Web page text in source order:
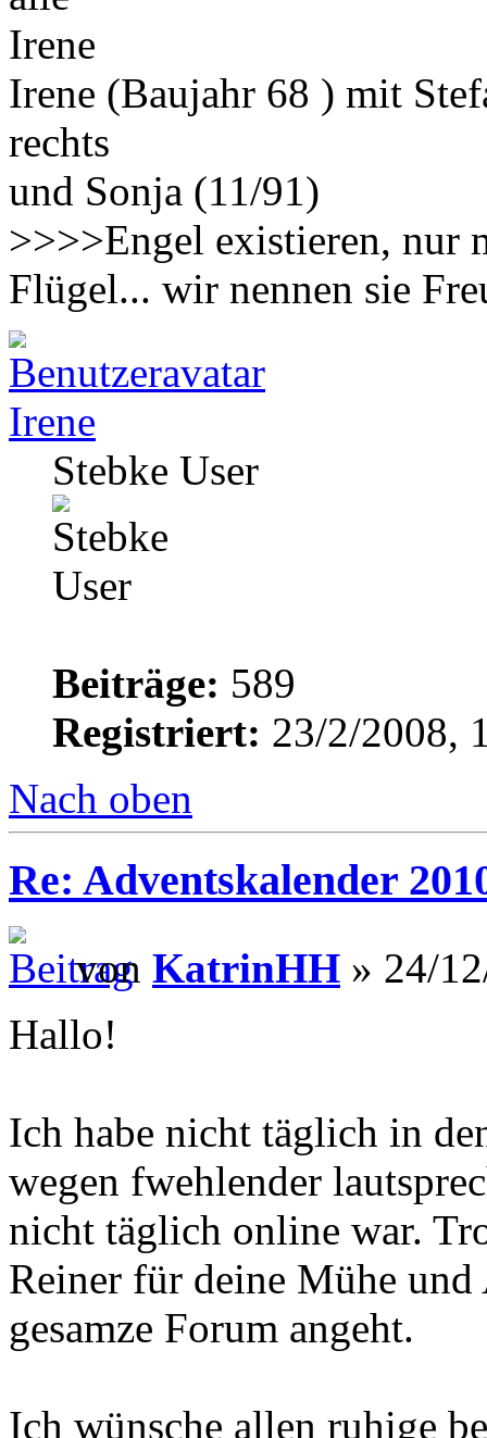
Irene
Irene (Baujahr 68 ) mit
rechts
und Sonja (11/91)
>>>>Engel existieren, nur
Flügel... wir nennen sie
Irene
Stebke User
Beiträge: 589
Registriert: 23/2/2008,
Nach oben
Re: Adventskalender
von KatrinHH » 24/
Hallo!
Ich habe nicht täglich in
wegen fwehlender
nicht täglich online war.
Reiner für deine Mühe und
gesamze Forum angeht.
Ich wünsche allen ruhige